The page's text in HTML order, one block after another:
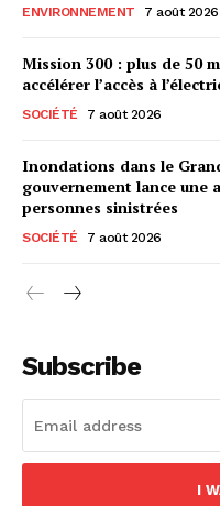
ENVIRONNEMENT 7 août 2026
Mission 300 : plus de 50
accélérer l’accès à
SOCIÉTÉ 7 août 2026
Inondations dans le
gouvernement lance une
personnes sinistrées
SOCIÉTÉ 7 août 2026
Subscribe
I